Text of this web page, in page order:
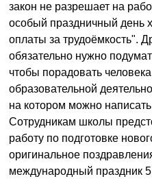
закон не разрешает на
особый праздничный день
оплаты за трудоёмкость".
обязательно нужно
чтобы порадовать
образовательной
на котором можно
Сотрудникам школы
работу по подготовке
оригинальное
международный праздник